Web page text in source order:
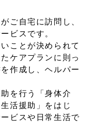
ご自宅に訪問し、
ビスです。
ことが決められて
ケアプランに則っ
作成し、ヘルパー
を行う「身体介
活援助」をはじ
ビスや日常生活で